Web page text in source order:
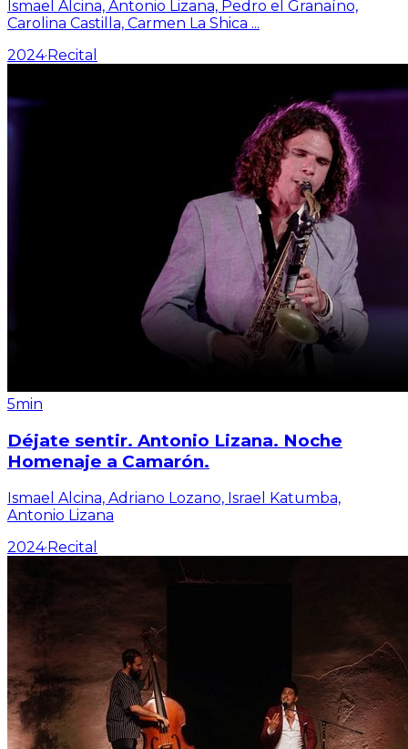
Ismael Alcina, Antonio Lizana, Pedro el Granaíno,
Carolina Castilla, Carmen La Shica ...
2024·Recital
5min
Déjate sentir. Antonio Lizana. Noche
Homenaje a Camarón.
Ismael Alcina, Adriano Lozano, Israel Katumba,
Antonio Lizana
2024·Recital